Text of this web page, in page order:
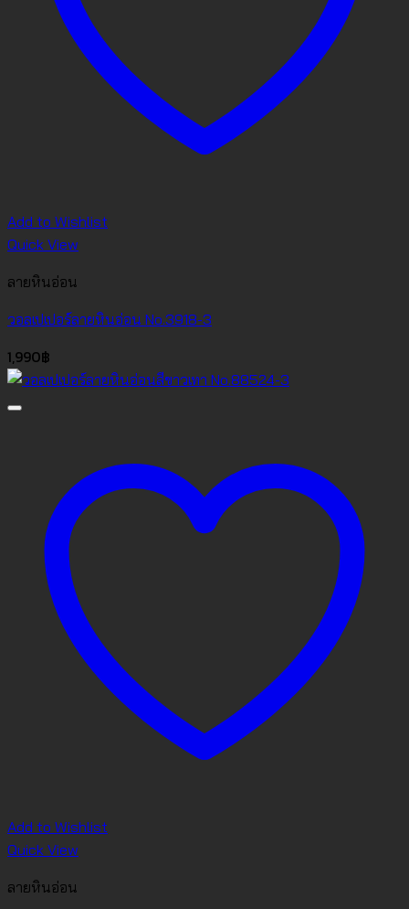
Add to Wishlist
Quick View
ลายหินอ่อน
วอลเปเปอร์ลายหินอ่อน No.3918-3
1,990฿
Add to Wishlist
Quick View
ลายหินอ่อน